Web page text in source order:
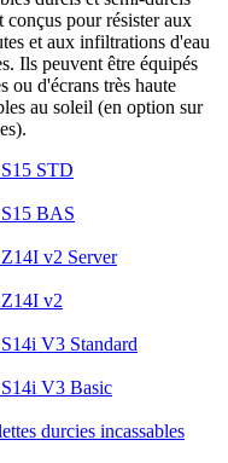
conçus pour résister aux
et aux infiltrations d'eau
Ils peuvent être équipés
ou d'écrans très haute
au soleil (en option sur
STD
BAS
v2 Server
v2
V3 Standard
V3 Basic